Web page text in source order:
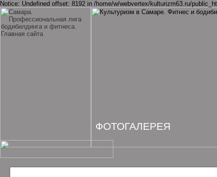
Notice: Undefined offset: 8192 in /home/w/webvertex/kulturizm63.ru/
ФОТОГАЛЕРЕЯ